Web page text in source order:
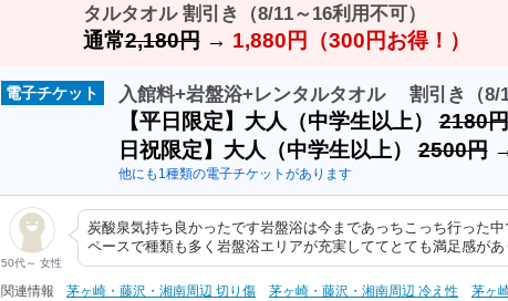
タルタオル 割引き（8/11～16利用不可）
通常2,180円→ 1,880円（300円お得！）
電子チケット 入館料+岩盤浴+レンタルタオル 割引き（8/
【平日限定】大人（中学生以上）2180円
日祝限定】大人（中学生以上）2500円
他にも1種類の電子チケットがあります
50代～ 女性
炭酸泉気持ち良かったです岩盤浴は今まであっちこっち行った
ペースで種類も多く岩盤浴エリアが充実しててとても満足感があ
関連情報 茅ヶ崎・藤沢・湘南周辺 切り傷 茅ヶ崎・藤沢・湘南周辺 冷え性
茅ヶ